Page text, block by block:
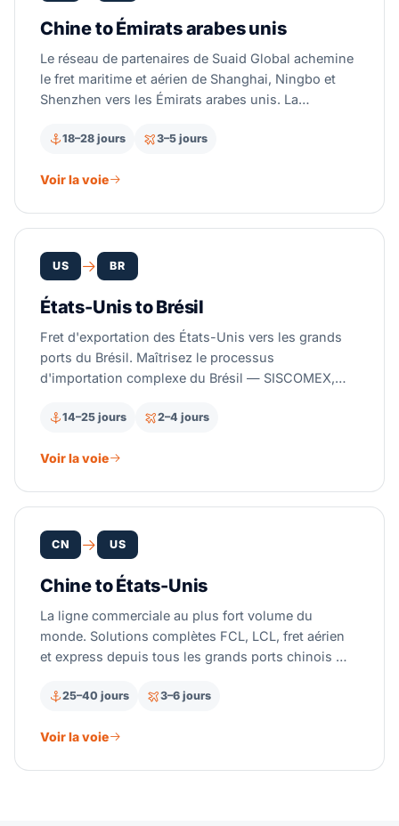
Chine to Émirats arabes unis
Le réseau de partenaires de Suaid Global achemine
le fret maritime et aérien de Shanghai, Ningbo et
Shenzhen vers les Émirats arabes unis. La
transbordement du Golfe. Cette route passe par le
ne touche jamais la mer Rouge. Des courtiers en
extrémités.
18–28 jours 3–5 jours
Voir la voie
US BR
États-Unis to Brésil
Fret d'exportation des États-Unis vers les grands
ports du Brésil. Maîtrisez le processus
d'importation complexe du Brésil — SISCOMEX,
conseils experts de Suaid Global.
14–25 jours 2–4 jours
Voir la voie
CN US
Chine to États-Unis
La ligne commerciale au plus fort volume du
monde. Solutions complètes FCL, LCL, fret aérien
et express depuis tous les grands ports chinois —
le courtage en douane.
25–40 jours 3–6 jours
Voir la voie